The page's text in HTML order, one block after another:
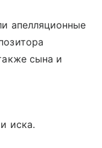
апелляционные
сына и
иска.